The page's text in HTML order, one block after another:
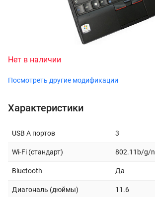
Нет в наличии
Посмотреть другие модификации
Характеристики
USB A портов 3
Wi-Fi (стандарт) 802.11b/g/n
Bluetooth Да
Диагональ (дюймы) 11.6